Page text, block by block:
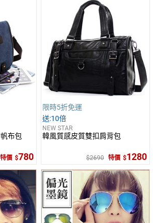
布包
特價 780
限時5折免運
10倍
NEW STAR
韓風質感皮質雙扣肩背包
2690 特價 1280